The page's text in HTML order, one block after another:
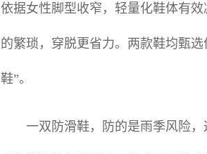
依据女性脚型收窄，轻量化鞋体有
的繁琐，穿脱更省力。两款鞋均甄
鞋”。
一双防滑鞋，防的是雨季风险，